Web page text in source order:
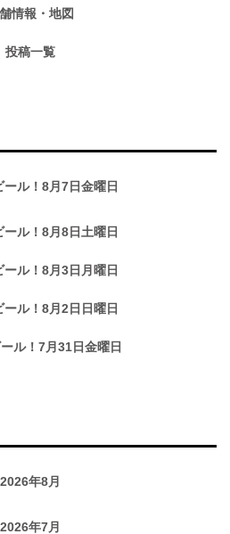
情報・地図
投稿一覧
ール！8月7日金曜日
ール！8月8日土曜日
ール！8月3日月曜日
ール！8月2日日曜日
ル！7月31日金曜日
2026年8月
2026年7月